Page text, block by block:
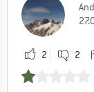
2 2